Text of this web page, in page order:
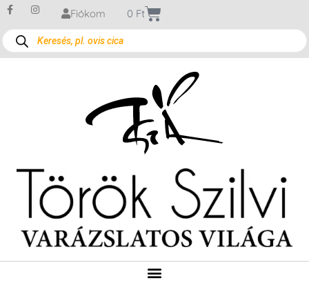
Fiókom 0 Ft